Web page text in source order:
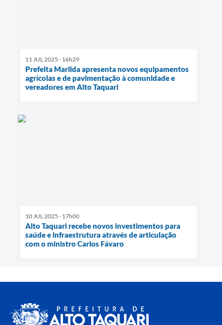
11 JUL 2025 - 16h29
Prefeita Marilda apresenta novos equipamentos
agrícolas e de pavimentação à comunidade e
vereadores em Alto Taquari
10 JUL 2025 - 17h00
Alto Taquari recebe novos investimentos para
saúde e infraestrutura através de articulação
com o ministro Carlos Fávaro